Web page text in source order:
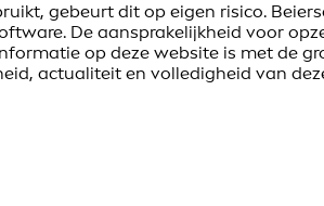
gebeurt dit op eigen risico.
De aansprakelijkheid voor
op deze website is met de
actualiteit en volledigheid van